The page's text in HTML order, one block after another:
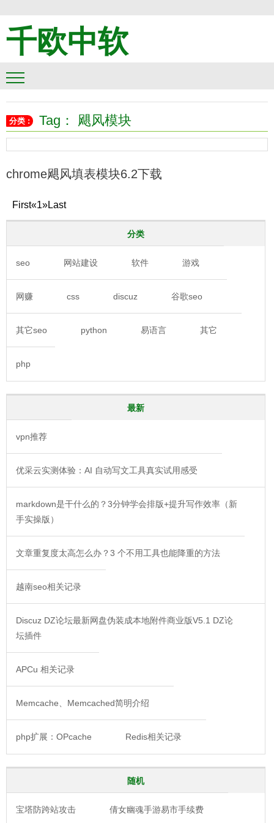
千欧中软
分类 : Tag： 飓风模块
chrome飓风填表模块6.2下载
First«1»Last
分类
seo 网站建设 软件 游戏
网赚 css discuz 谷歌seo
其它seo python 易语言 其它
php
最新
vpn推荐
优采云实测体验：AI 自动写文工具真实试用感受
markdown是干什么的？3分钟学会排版+提升写作效率（新
手实操版）
文章重复度太高怎么办？3 个不用工具也能降重的方法
越南seo相关记录
Discuz DZ论坛最新网盘伪装成本地附件商业版V5.1 DZ论
坛插件
APCu 相关记录
Memcache、Memcached简明介绍
php扩展：OPcache Redis相关记录
随机
宝塔防跨站攻击 倩女幽魂手游易市手续费